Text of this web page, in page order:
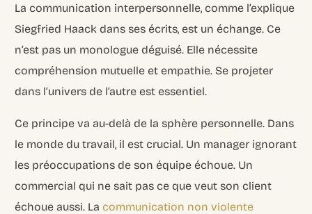
La communication interpersonnelle, comme l’explique
Siegfried Haack dans ses écrits, est un échange. Ce
n’est pas un monologue déguisé. Elle nécessite
compréhension mutuelle et empathie. Se projeter
dans l’univers de l’autre est essentiel.
Ce principe va au-delà de la sphère personnelle. Dans
le monde du travail, il est crucial. Un manager ignorant
les préoccupations de son équipe échoue. Un
commercial qui ne sait pas ce que veut son client
échoue aussi. La communication non violente